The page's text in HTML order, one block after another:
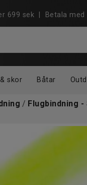
699 sek | Betala med
skor Båtar
/ Flugbindning